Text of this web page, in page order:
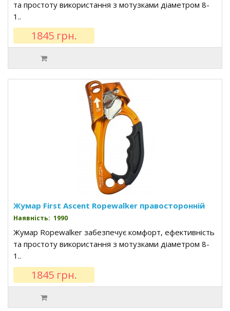
та простоту використання з мотузками діаметром 8-
1..
1845 грн.
Жумар First Ascent Ropewalker правосторонній
Наявність: 1990
Жумар Ropewalker забезпечує комфорт, ефективність
та простоту використання з мотузками діаметром 8-
1..
1845 грн.